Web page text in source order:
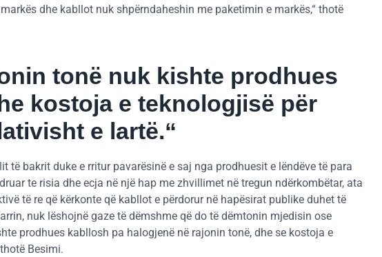
dhe kabllot nuk shpërndaheshin me paketimin e markës,“ thotë
tonë nuk kishte prodhues
kostoja e teknologjisë për
e lartë.“
të bakrit duke e rritur pavarësinë e saj nga prodhuesit e lëndëve të para
te risia dhe ecja në një hap me zhvillimet në tregun ndërkombëtar, ata
të re që kërkonte që kabllot e përdorur në hapësirat publike duhet të
nuk lëshojnë gaze të dëmshme që do të dëmtonin mjedisin ose
prodhues kabllosh pa halogjenë në rajonin tonë, dhe se kostoja e
Besimi.